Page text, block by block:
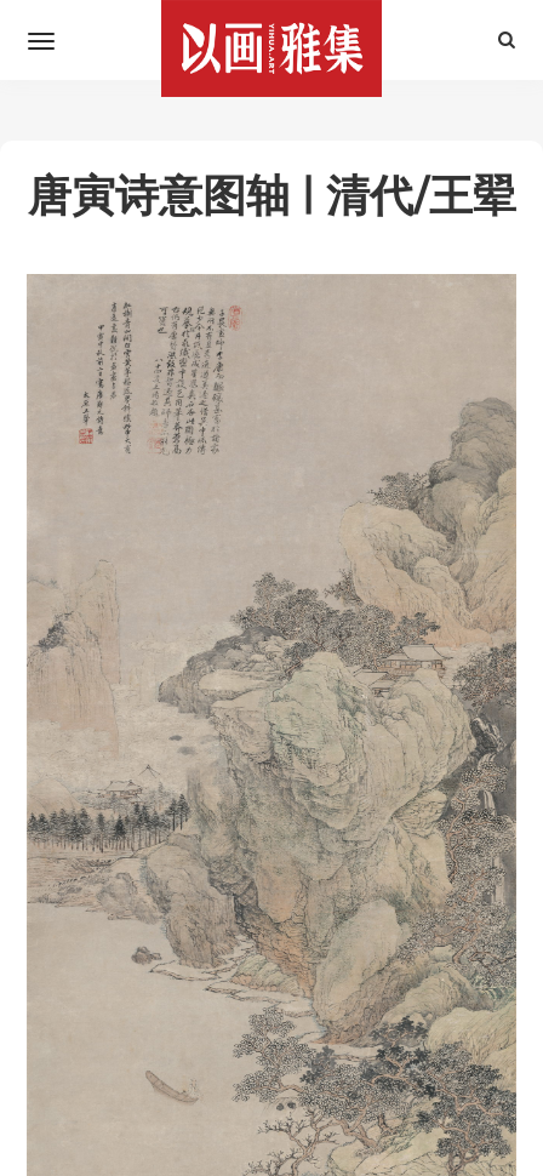
唐寅诗意图轴 | 清代/王翚